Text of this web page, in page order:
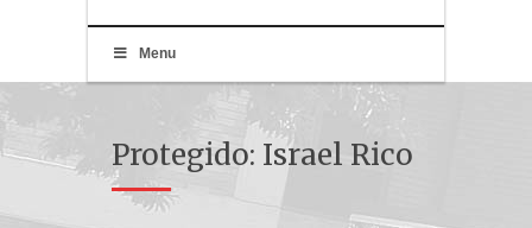
Menu
Protegido: Israel Rico